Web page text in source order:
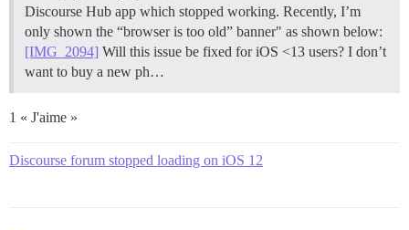
Discourse Hub app which stopped working. Recently, I’m
only shown the “browser is too old” banner" as shown below:
[IMG_2094] Will this issue be fixed for iOS <13 users? I don’t
want to buy a new ph…
1 « J'aime »
Discourse forum stopped loading on iOS 12